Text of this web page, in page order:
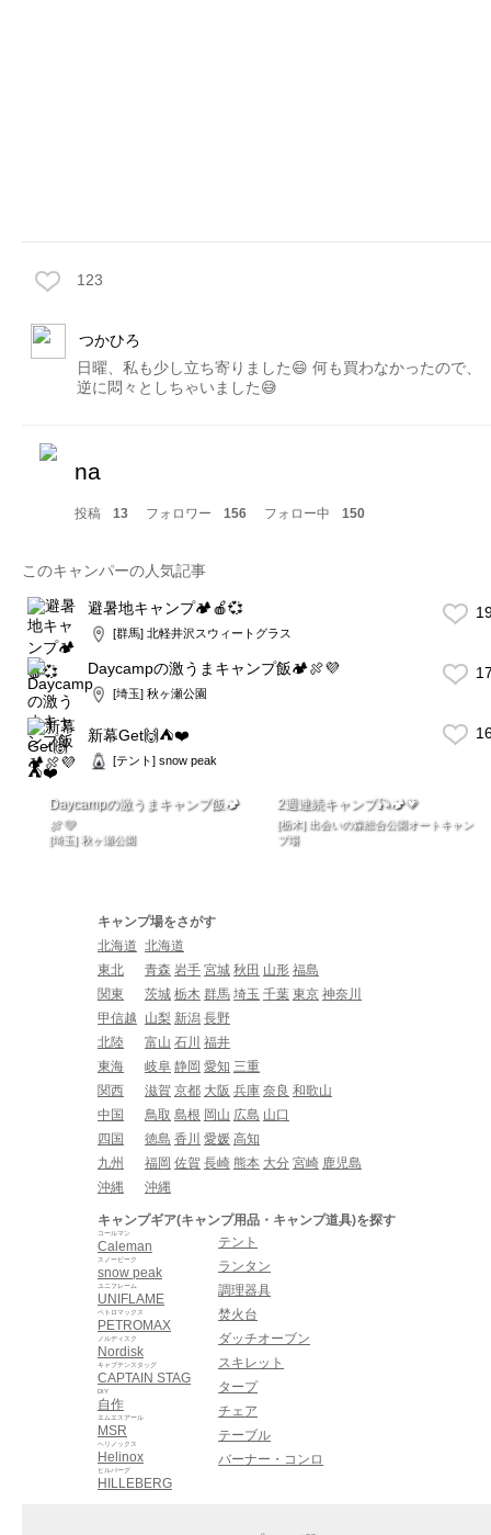
123
つかひろ
日曜、私も少し立ち寄りました😄 何も買わなかったので、
逆に悶々としちゃいました😅
na
投稿 13 フォロワー 156 フォロー中 150
このキャンパーの人気記事
避暑地キャンプ🏕🍎💞
[群馬] 北軽井沢スウィートグラス
Daycampの激うまキャンプ飯🏕🍖💜
[埼玉] 秋ヶ瀬公園
新幕Get🙌⛺️❤️
[テント] snow peak
Daycampの激うまキャンプ飯🏕
🍖💜
[埼玉] 秋ヶ瀬公園
2週連続キャンプ🎣🏕💗
[栃木] 出会いの森総合公園オートキャン
プ場
キャンプ場をさがす
北海道 北海道
東北
青森 岩手 宮城 秋田 山形 福島
関東
茨城 栃木 群馬 埼玉 千葉 東京 神奈川
甲信越
山梨 新潟 長野
北陸
富山 石川 福井
東海
岐阜 静岡 愛知 三重
関西
滋賀 京都 大阪 兵庫 奈良 和歌山
中国
鳥取 島根 岡山 広島 山口
四国
徳島 香川 愛媛 高知
九州
福岡 佐賀 長崎 熊本 大分 宮崎 鹿児島
沖縄
沖縄
キャンプギア(キャンプ用品・キャンプ道具)を探す
Caleman
コールマン
snow peak
スノーピーク
UNIFLAME
ユニフレーム
PETROMAX
ペトロマックス
Nordisk
ノルディスク
CAPTAIN STAG
キャプテンスタッグ
自作
DIY
MSR
エムエスアール
Helinox
ヘリノックス
HILLEBERG
ヒルバーグ
テント
ランタン
調理器具
焚火台
ダッチオーブン
スキレット
タープ
チェア
テーブル
バーナー・コンロ